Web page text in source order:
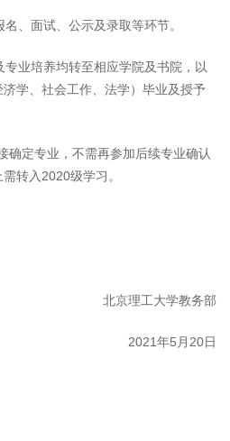
、面试、公示及录取等环节。
业培养均转至相应学院及书院，以
学、社会工作、法学）毕业及授予
确定专业，不需再参加后续专业确认
转入2020级学习。
北京理工大学教务部
2021年5月20日